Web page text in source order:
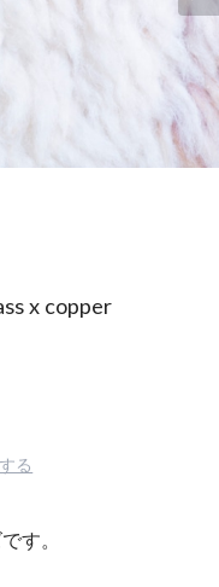
x copper
る
す。